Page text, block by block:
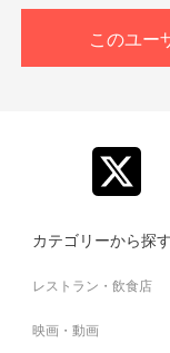
ます。
※出演者は変更
さい。変更にな
さい。開始前よ
め、オンライン
このユー
カテゴリーから探す
レストラン・飲食店
映画・動画